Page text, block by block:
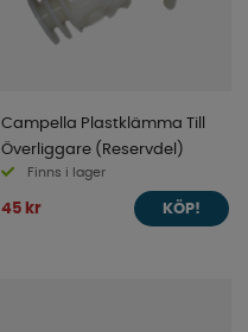
Campella Plastklämma Till
Överliggare (Reservdel)
Finns i lager
45 kr KÖP!